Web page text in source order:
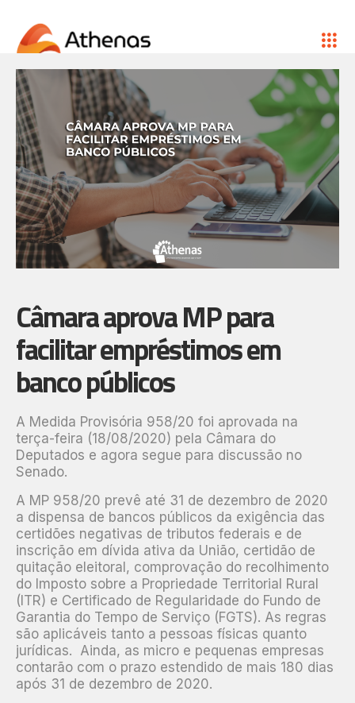
Câmara aprova MP para
facilitar empréstimos em
banco públicos
A Medida Provisória 958/20 foi aprovada na
terça-feira (18/08/2020) pela Câmara do
Deputados e agora segue para discussão no
Senado.
A MP 958/20 prevê até 31 de dezembro de 2020
a dispensa de bancos públicos da exigência das
certidões negativas de tributos federais e de
inscrição em dívida ativa da União, certidão de
quitação eleitoral, comprovação do recolhimento
do Imposto sobre a Propriedade Territorial Rural
(ITR) e Certificado de Regularidade do Fundo de
Garantia do Tempo de Serviço (FGTS). As regras
são aplicáveis tanto a pessoas físicas quanto
jurídicas. Ainda, as micro e pequenas empresas
contarão com o prazo estendido de mais 180 dias
após 31 de dezembro de 2020.